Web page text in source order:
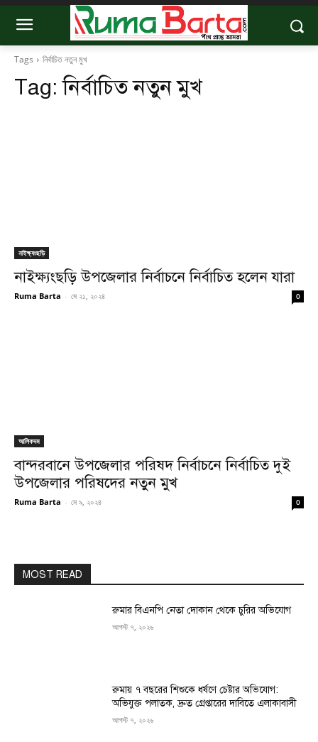
Tags নির্বাচিত নতুন মুখ
Tag:নির্বাচিত নতুন মুখ
নাইক্ষ্যংছড়ি
নাইক্ষ্যংছড়ি উপজেলার নির্বাচনে নির্বাচিত হলেন যারা
Ruma Barta - মে ২১, ২০২৪ 0
আলিকদম
বান্দরবানে উপজেলার পরিষদ নির্বাচনে নির্বাচিত দুই
উপজেলার পরিষদের নতুন মুখ
Ruma Barta - মে ৯, ২০২৪ 0
MOST READ
রুমার বিএনপি নেতা দোকান থেকে চুরির অভিযোগ
আগস্ট ৭, ২০২৬
রুমায় ৭ বছরের শিশুকে ধর্ষণে চেষ্টার অভিযোগ:
অভিযুক্ত পলাতক, দ্রুত গ্রেপ্তারের দাবিতে এলাকাবাসী
আগস্ট ৭, ২০২৬